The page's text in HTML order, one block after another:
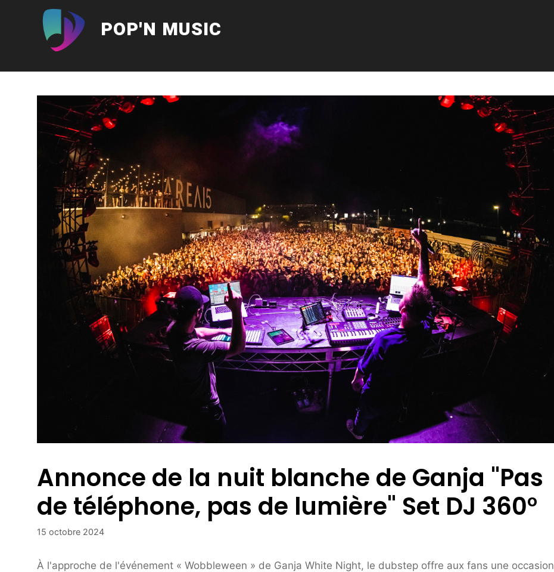
POP'N MUSIC
Annonce de la nuit blanche de Ganja "Pas
de téléphone, pas de lumière" Set DJ 360°
15 octobre 2024
À l'approche de l'événement « Wobbleween » de Ganja White Night, le dubstep offre aux fans une occasion